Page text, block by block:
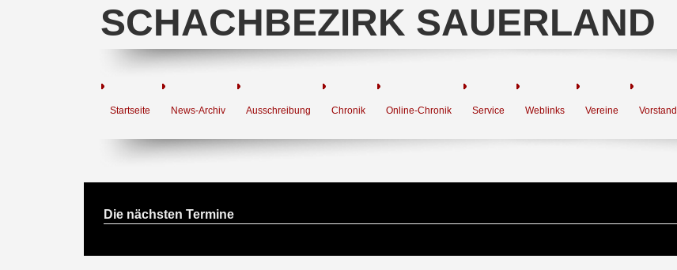
SCHACHBEZIRK SAUERLAND
Startseite News-Archiv Ausschreibung Chronik Online-Chronik Service Weblinks Vereine Vorstand
Die nächsten Termine